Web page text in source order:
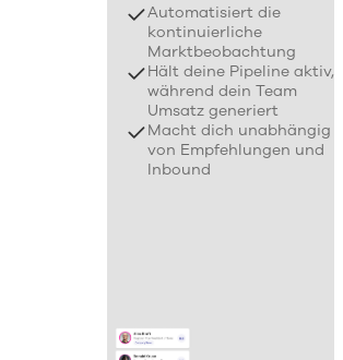
Automatisiert die
kontinuierliche
Marktbeobachtung
Hält deine Pipeline aktiv,
während dein Team
Umsatz generiert
Macht dich unabhängig
von Empfehlungen und
Inbound